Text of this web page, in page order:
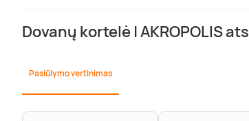
Dovanų kortelė | AKROPOLIS
Pasiūlymo vertinimas